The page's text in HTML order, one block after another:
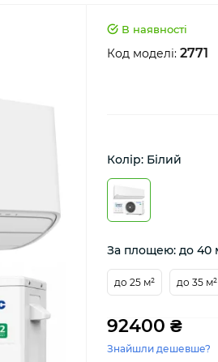
В наявності
Код моделі: 2771
Колір: Білий
За площею: до 40
до 25 м² до 35 м²
92400 ₴
Знайшли дешевше?